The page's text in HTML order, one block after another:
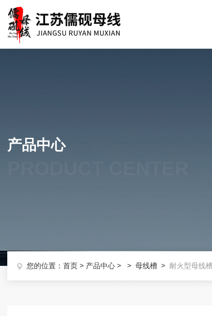
产品中心
您的位置： 首页 > 产品中心 > > 母线槽 > 耐火型母线